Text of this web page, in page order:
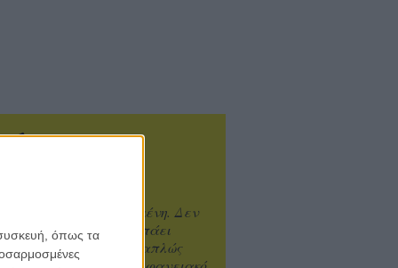
όπως τα
είναι υπερτιμημένη. Δεν
καλύτερο, δεν σε πάει
η επιτυχία. Είναι απλώς